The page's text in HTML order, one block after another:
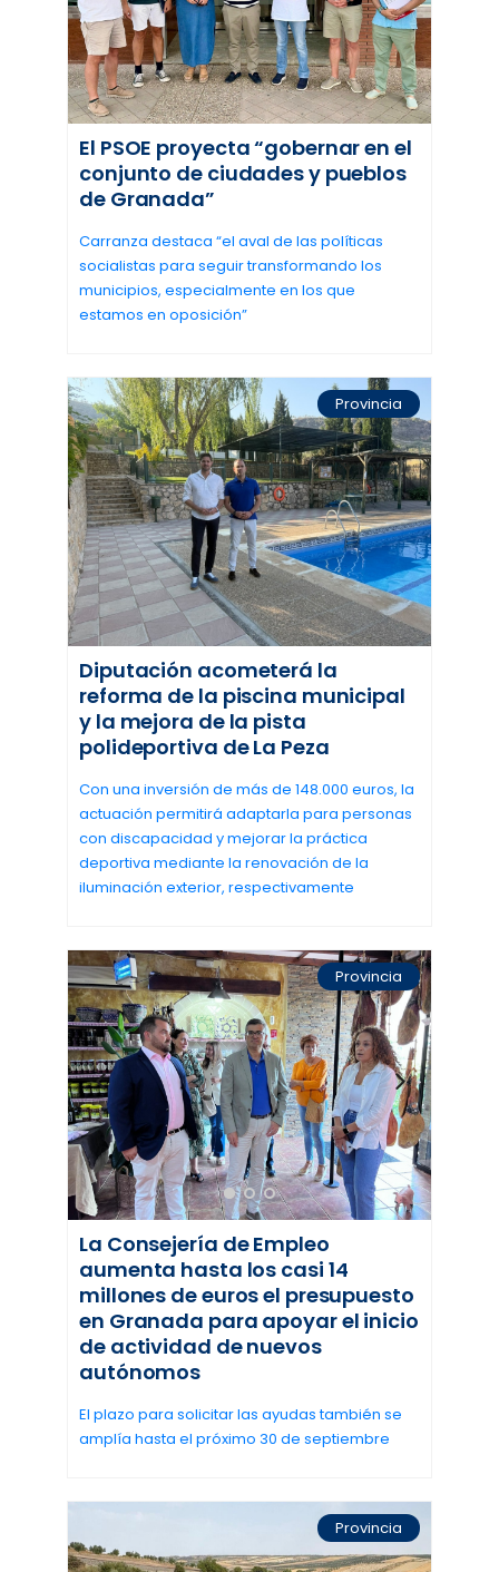
El PSOE proyecta “gobernar en el
conjunto de ciudades y pueblos
de Granada”
Carranza destaca “el aval de las políticas
socialistas para seguir transformando los
municipios, especialmente en los que
estamos en oposición”
Provincia
Diputación acometerá la
reforma de la piscina municipal
y la mejora de la pista
polideportiva de La Peza
Con una inversión de más de 148.000 euros, la
actuación permitirá adaptarla para personas
con discapacidad y mejorar la práctica
deportiva mediante la renovación de la
iluminación exterior, respectivamente
Provincia
La Consejería de Empleo
aumenta hasta los casi 14
millones de euros el presupuesto
en Granada para apoyar el inicio
de actividad de nuevos
autónomos
El plazo para solicitar las ayudas también se
amplía hasta el próximo 30 de septiembre
Provincia